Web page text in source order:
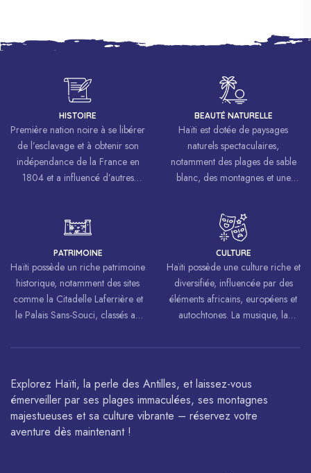
HISTOIRE
Première nation noire à se libérer
de l’esclavage et à obtenir son
indépendance de la France en
1804 et a influencé d’autres
luttes pour la liberté et l’égalité.
BEAUTÉ NATURELLE
Haïti est dotée de paysages
naturels spectaculaires,
notamment des plages de sable
blanc, des montagnes et une
PATRIMOINE
Haïti possède un riche patrimoine
historique, notamment des sites
comme la Citadelle Laferrière et
le Palais Sans-Souci, classés au
l’UNESCO.
CULTURE
Haïti possède une culture riche et
diversifiée, influencée par des
éléments africains, européens et
autochtones. La musique, la
sont célébrés à travers le monde.
Explorez Haïti, la perle des Antilles, et laissez-vous
émerveiller par ses plages immaculées, ses montagnes
majestueuses et sa culture vibrante – réservez votre
aventure dès maintenant !